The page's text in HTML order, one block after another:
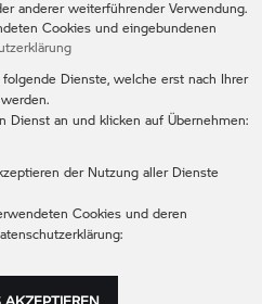
Feil GmbH
2a 91781
feil.de
anderer weiterführender Verwendung.
Cookies und eingebundenen
Dienste, welche erst nach Ihrer
Dienst an und klicken auf Übernehmen:
der Nutzung aller Dienste
Cookies und deren